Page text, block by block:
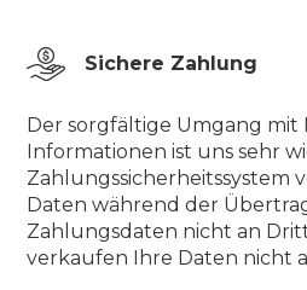
Sichere Zahlung
Der sorgfältige Umgang mit
Informationen ist uns sehr
Zahlungssicherheitssystem
Daten während der
Zahlungsdaten nicht an
verkaufen Ihre Daten nicht